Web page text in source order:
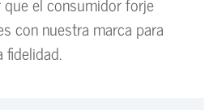
con nuestra marca para
fidelidad.